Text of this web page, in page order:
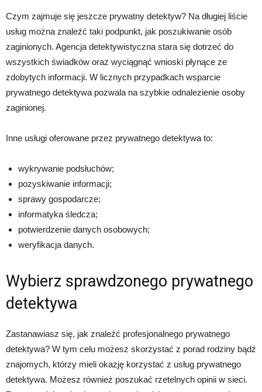
Czym zajmuje się jeszcze prywatny detektyw? Na długiej liście
usług można znaleźć taki podpunkt, jak poszukiwanie osób
zaginionych. Agencja detektywistyczna stara się dotrzeć do
wszystkich świadków oraz wyciągnąć wnioski płynące ze
zdobytych informacji. W licznych przypadkach wsparcie
prywatnego detektywa pozwala na szybkie odnalezienie osoby
zaginionej.
Inne usługi oferowane przez prywatnego detektywa to:
wykrywanie podsłuchów;
pozyskiwanie informacji;
sprawy gospodarcze;
informatyka śledcza;
potwierdzenie danych osobowych;
weryfikacja danych.
Wybierz sprawdzonego prywatnego
detektywa
Zastanawiasz się, jak znaleźć profesjonalnego prywatnego
detektywa? W tym celu możesz skorzystać z porad rodziny bądź
znajomych, którzy mieli okazję korzystać z usług prywatnego
detektywa. Możesz również poszukać rzetelnych opinii w sieci.